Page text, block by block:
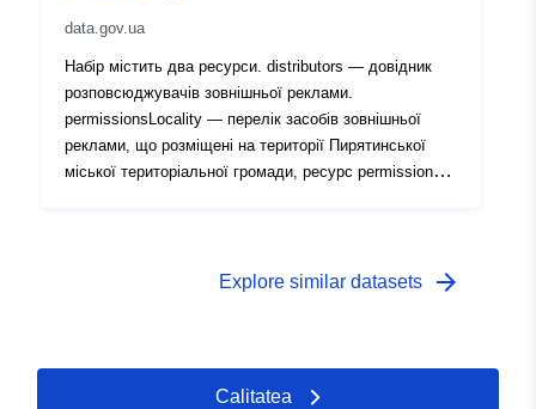
data.gov.ua
Набір містить два ресурси. distributors — довідник
розповсюджувачів зовнішньої реклами.
permissionsLocality — перелік засобів зовнішньої
реклами, що розміщені на території Пирятинської
міської територіальної громади, ресурс permissions -
Explore similar datasets arrow_forward
Calitatea